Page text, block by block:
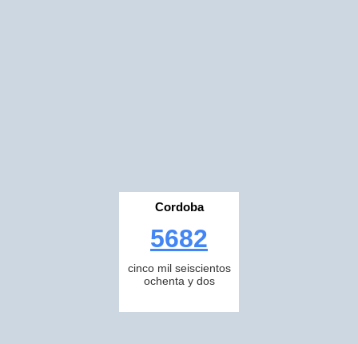
Cordoba
5682
cinco mil seiscientos
ochenta y dos